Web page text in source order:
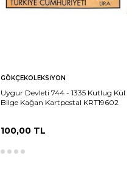
GÖKÇEKOLEKSIYON
Uygur Devleti 744 - 1335 Kutlug Kül
Bilge Kağan Kartpostal KRT19602
100,00TL